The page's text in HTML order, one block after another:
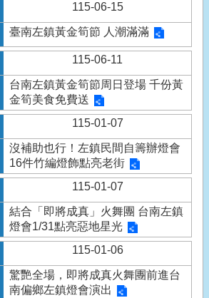
115-06-15
臺南左鎮黃金筍節 人潮滿滿
115-06-11
台南左鎮黃金筍節周日登場 千份黃
金筍美食免費送
115-01-07
沒補助也行！左鎮民間自籌辦燈會
16件竹編燈飾點亮老街
115-01-07
結合「即將成真」火舞團 台南左鎮
燈會1/31點亮惡地星光
115-01-06
驚艷全場，即將成真火舞團前進台
南偏鄉左鎮燈會演出